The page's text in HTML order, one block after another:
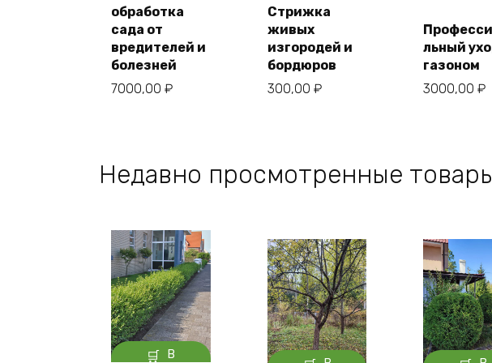
Купить в
один клик
обработка
сада от
вредителей и
болезней
7000,00 ₽
один клик
Стрижка
живых
изгородей и
бордюров
300,00 ₽
Купить
один
льный
газоном
3000,00 ₽
Недавно просмотренные
В